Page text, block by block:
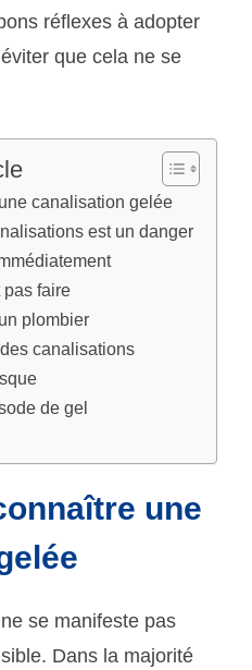
réflexes à adopter
que cela ne se
canalisation gelée
est un danger
pas faire
plombier
canalisations
de gel
une
se manifeste pas
Dans la majorité